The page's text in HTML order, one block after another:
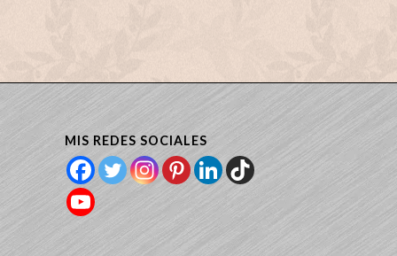
MIS REDES SOCIALES